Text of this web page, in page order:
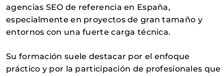
agencias SEO de referencia en España,
especialmente en proyectos de gran tamaño y
entornos con una fuerte carga técnica.
Su formación suele destacar por el enfoque
práctico y por la participación de profesionales que